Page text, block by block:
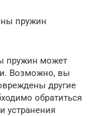
пружин
пружин может
Возможно, вы
другие
обратиться
устранения